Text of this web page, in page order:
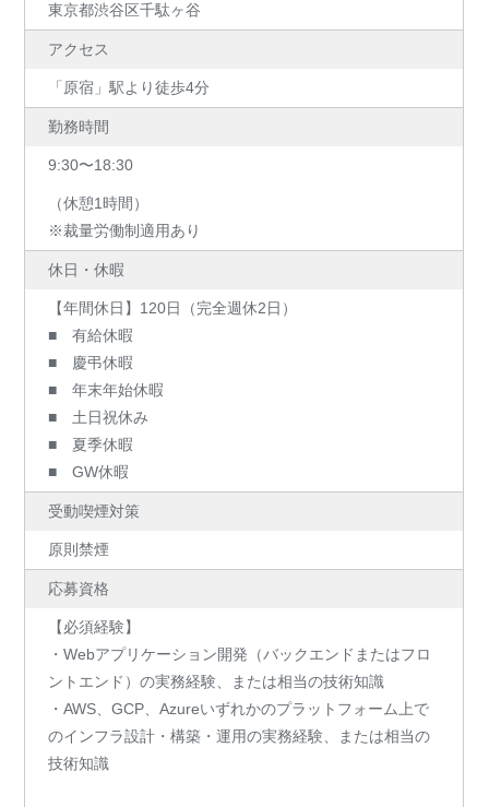
東京都渋谷区千駄ヶ谷
アクセス
「原宿」駅より徒歩4分
勤務時間
9:30〜18:30
（休憩1時間）
※裁量労働制適用あり
休日・休暇
【年間休日】120日（完全週休2日）
■ 有給休暇
■ 慶弔休暇
■ 年末年始休暇
■ 土日祝休み
■ 夏季休暇
■ GW休暇
受動喫煙対策
原則禁煙
応募資格
【必須経験】
・Webアプリケーション開発（バックエンドまたはフロ
ントエンド）の実務経験、または相当の技術知識
・AWS、GCP、Azureいずれかのプラットフォーム上で
のインフラ設計・構築・運用の実務経験、または相当の
技術知識